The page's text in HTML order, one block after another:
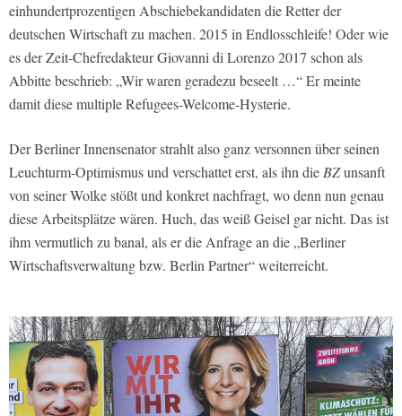
einhundertprozentigen Abschiebekandidaten die Retter der
deutschen Wirtschaft zu machen. 2015 in Endlosschleife! Oder wie
es der Zeit-Chefredakteur Giovanni di Lorenzo 2017 schon als
Abbitte beschrieb: „Wir waren geradezu beseelt …“ Er meinte
damit diese multiple Refugees-Welcome-Hysterie.
Der Berliner Innensenator strahlt also ganz versonnen über seinen
Leuchturm-Optimismus und verschattet erst, als ihn dieBZunsanft
von seiner Wolke stößt und konkret nachfragt, wo denn nun genau
diese Arbeitsplätze wären. Huch, das weiß Geisel gar nicht. Das ist
ihm vermutlich zu banal, als er die Anfrage an die „Berliner
Wirtschaftsverwaltung bzw. Berlin Partner“ weiterreicht.